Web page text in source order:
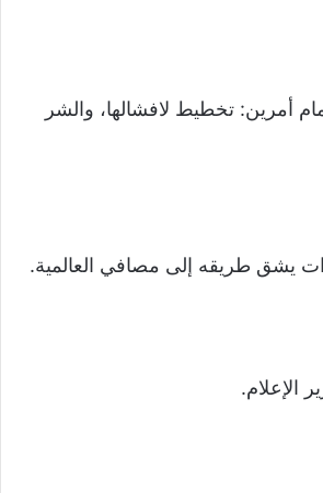
أمرين: تخطيط لافشالها، والشر
يشق طريقه إلى مصافي العالمية.
الإعلام.